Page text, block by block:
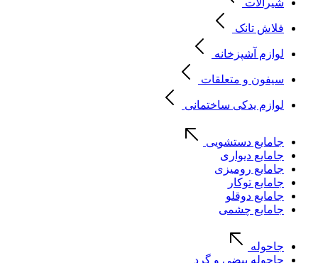
فلاش تانک
لوازم آشپزخانه
سیفون و متعلقات
لوازم یدکی ساختمانی
جامایع دستشویی
جامایع دیواری
جامایع رومیزی
جامایع توکار
جامایع دوقلو
جامایع چشمی
جاحوله
جاحوله بیضی و گرد